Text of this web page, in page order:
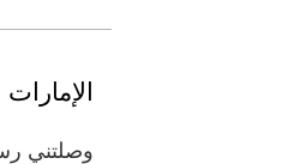
الإمارات
وصلتني